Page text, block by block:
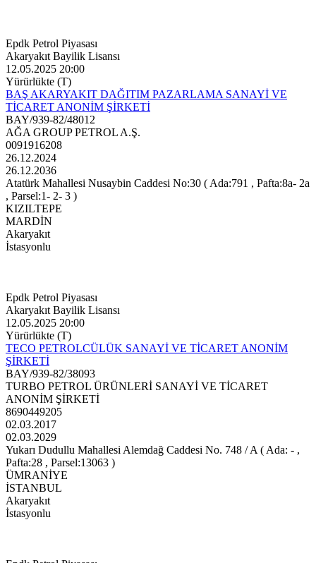
Epdk Petrol Piyasası
Akaryakıt Bayilik Lisansı
12.05.2025 20:00
Yürürlükte (T)
BAŞ AKARYAKIT DAĞITIM PAZARLAMA SANAYİ VE
TİCARET ANONİM ŞİRKETİ
BAY/939-82/48012
AĞA GROUP PETROL A.Ş.
0091916208
26.12.2024
26.12.2036
Atatürk Mahallesi Nusaybin Caddesi No:30 ( Ada:791 , Pafta:8a- 2a
, Parsel:1- 2- 3 )
KIZILTEPE
MARDİN
Akaryakıt
İstasyonlu
Epdk Petrol Piyasası
Akaryakıt Bayilik Lisansı
12.05.2025 20:00
Yürürlükte (T)
TECO PETROLCÜLÜK SANAYİ VE TİCARET ANONİM
ŞİRKETİ
BAY/939-82/38093
TURBO PETROL ÜRÜNLERİ SANAYİ VE TİCARET
ANONİM ŞİRKETİ
8690449205
02.03.2017
02.03.2029
Yukarı Dudullu Mahallesi Alemdağ Caddesi No. 748 / A ( Ada: - ,
Pafta:28 , Parsel:13063 )
ÜMRANİYE
İSTANBUL
Akaryakıt
İstasyonlu